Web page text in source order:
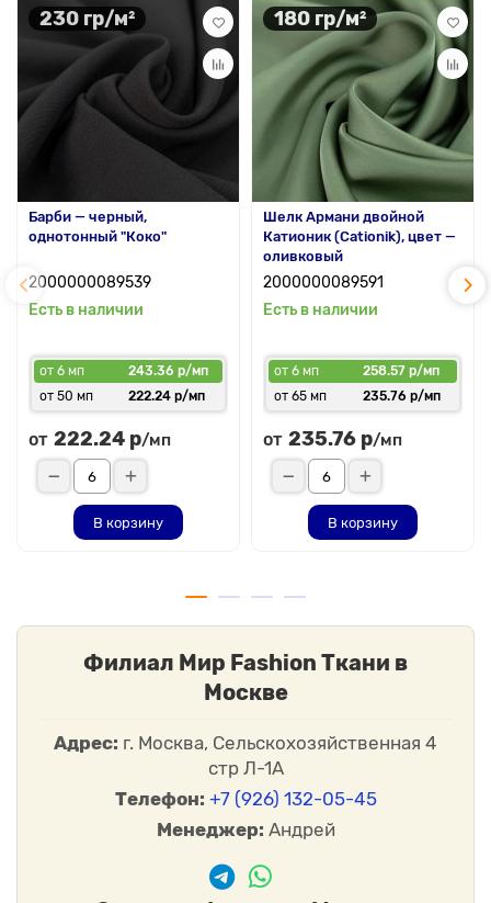
230 гр/м²
Барби — черный,
однотонный "Коко"
2000000089539
Есть в наличии
от 6 мп
243.36 р/мп
от 50 мп
222.24 р/мп
от 222.24 р/мп
В корзину
180 гр/м²
Шелк Армани двойной
Катионик (Cationik), цвет —
оливковый
2000000089591
Есть в наличии
от 6 мп
258.57 р/мп
от 65 мп
235.76 р/мп
от 235.76 р/мп
В корзину
Филиал Мир Fashion Ткани в
Москве
Адрес: г. Москва, Сельскохозяйственная 4
стр Л-1А
Телефон: +7 (926) 132-05-45
Менеджер: Андрей